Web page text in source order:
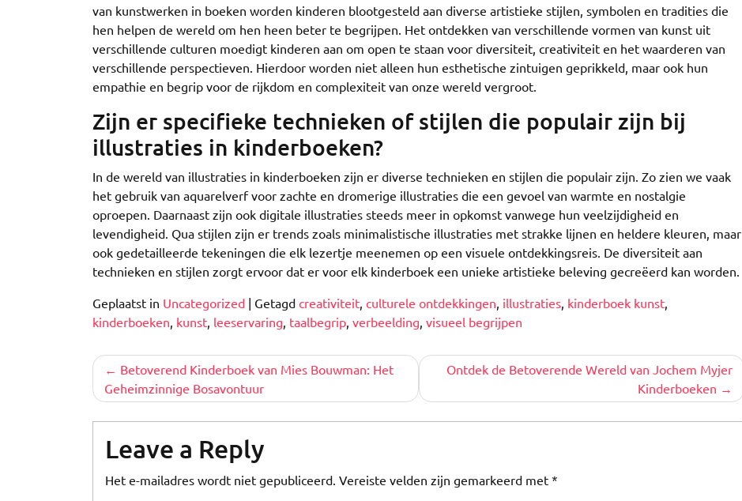
van kunstwerken in boeken worden kinderen blootgesteld aan diverse artistieke stijlen, symbolen en tradities die
hen helpen de wereld om hen heen beter te begrijpen. Het ontdekken van verschillende vormen van kunst uit
verschillende culturen moedigt kinderen aan om open te staan voor diversiteit, creativiteit en het waarderen van
verschillende perspectieven. Hierdoor worden niet alleen hun esthetische zintuigen geprikkeld, maar ook hun
empathie en begrip voor de rijkdom en complexiteit van onze wereld vergroot.
Zijn er specifieke technieken of stijlen die populair zijn bij
illustraties in kinderboeken?
In de wereld van illustraties in kinderboeken zijn er diverse technieken en stijlen die populair zijn. Zo zien we vaak
het gebruik van aquarelverf voor zachte en dromerige illustraties die een gevoel van warmte en nostalgie
oproepen. Daarnaast zijn ook digitale illustraties steeds meer in opkomst vanwege hun veelzijdigheid en
levendigheid. Qua stijlen zijn er trends zoals minimalistische illustraties met strakke lijnen en heldere kleuren, maar
ook gedetailleerde tekeningen die elk lezertje meenemen op een visuele ontdekkingsreis. De diversiteit aan
technieken en stijlen zorgt ervoor dat er voor elk kinderboek een unieke artistieke beleving gecreëerd kan worden.
Geplaatst in Uncategorized | Getagd creativiteit, culturele ontdekkingen, illustraties, kinderboek kunst,
kinderboeken, kunst, leeservaring, taalbegrip, verbeelding, visueel begrijpen
Berichtnavigatie
Betoverend Kinderboek van Mies Bouwman: Het
Geheimzinnige Bosavontuur
Ontdek de Betoverende Wereld van Jochem Myjer
Kinderboeken
Leave a Reply
Het e-mailadres wordt niet gepubliceerd. Vereiste velden zijn gemarkeerd met *